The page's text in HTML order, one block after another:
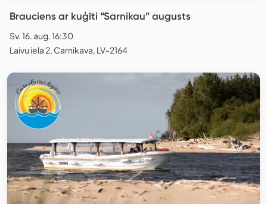
Brauciens ar kuģīti “Sarnikau” augusts
Sv. 16. aug. 16:30
Laivu iela 2, Carnikava, LV-2164